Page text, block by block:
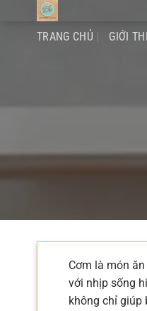
TRANG CHỦ GIỚI
Cơm là món
với nhịp sống
không chỉ giúp